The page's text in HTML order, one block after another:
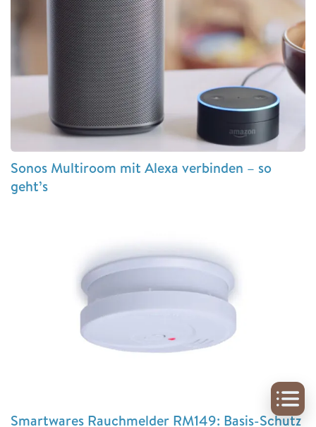
Sonos Multiroom mit Alexa verbinden – so
geht’s
Smartwares Rauchmelder RM149: Basis-Schutz